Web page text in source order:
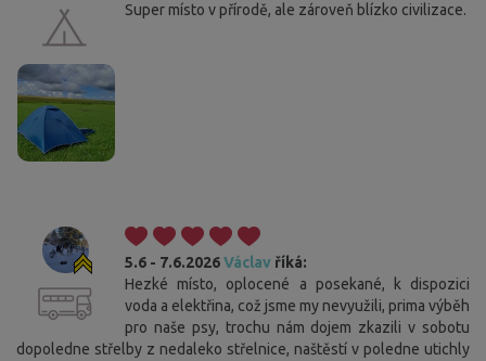
Super místo v přírodě, ale zároveň blízko civilizace.
5.6 - 7.6.2026Václav říká:
Hezké místo, oplocené a posekané, k dispozici
voda a elektřina, což jsme my nevyužili, prima výběh
pro naše psy, trochu nám dojem zkazili v sobotu
dopoledne střelby z nedaleko střelnice, naštěstí v poledne utichly